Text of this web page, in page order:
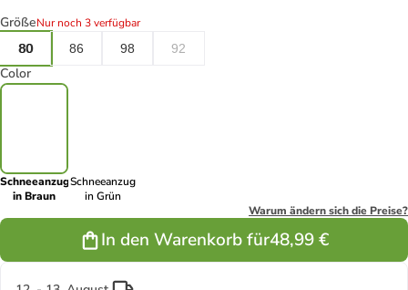
GrößeNur noch 3 verfügbar
80
86 98 92
Color
Schneeanzug
in Braun
Schneeanzug
in Grün
Warum ändern sich die Preise?
In den Warenkorb für48,99 €